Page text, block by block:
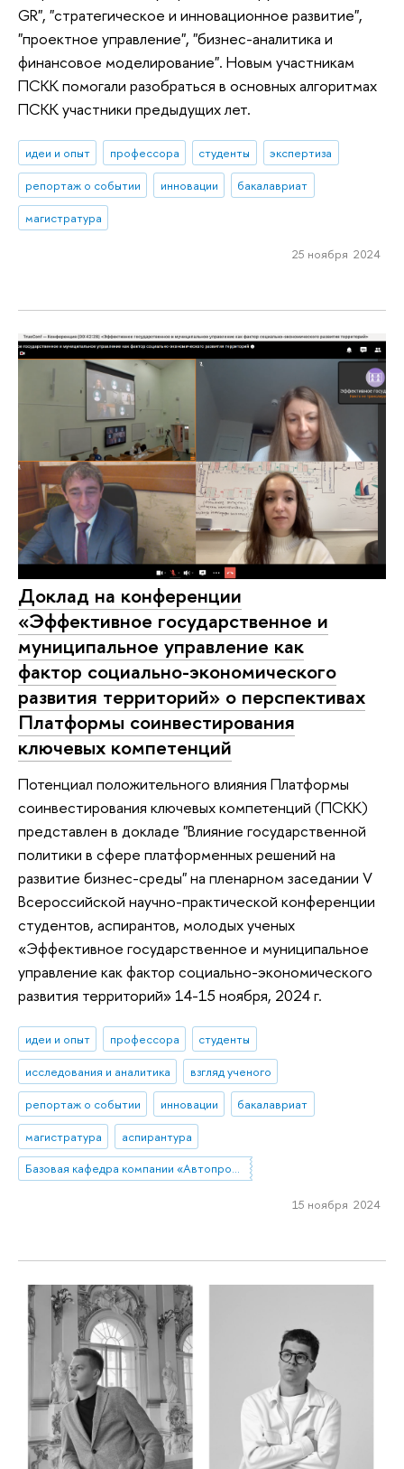
GR", "стратегическое и инновационное развитие",
"проектное управление", "бизнес-аналитика и
финансовое моделирование". Новым участникам
ПСКК помогали разобраться в основных алгоритмах
ПСКК участники предыдущих лет.
идеи и опыт профессора студенты
экспертиза
репортаж о событии
инновации
бакалавриат
магистратура
25 ноября 2024
Доклад на конференции
«Эффективное государственное и
муниципальное управление как
фактор социально-экономического
развития территорий» о перспективах
Платформы соинвестирования
ключевых компетенций
Потенциал положительного влияния Платформы
соинвестирования ключевых компетенций (ПСКК)
представлен в докладе "Влияние государственной
политики в сфере платформенных решений на
развитие бизнес-среды" на пленарном заседании V
Всероссийской научно-практической конференции
студентов, аспирантов, молодых ученых
«Эффективное государственное и муниципальное
управление как фактор социально-экономического
развития территорий» 14-15 ноября, 2024 г.
идеи и опыт профессора
студенты
исследования и аналитика
взгляд ученого
репортаж о событии
инновации
бакалавриат
магистратура
аспирантура
Базовая кафедра компании «Автопромимпорт»
15 ноября 2024